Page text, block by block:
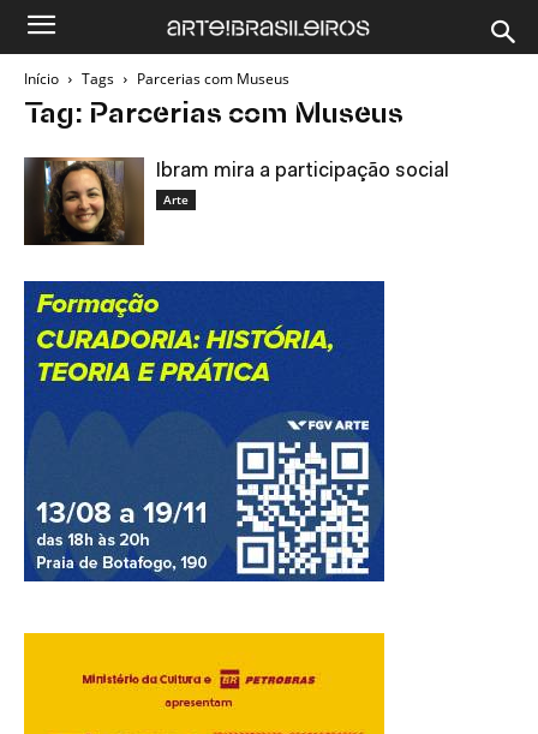
Início Tags Parcerias com Museus
Tag: Parcerias com Museus
Ibram mira a participação social
Arte